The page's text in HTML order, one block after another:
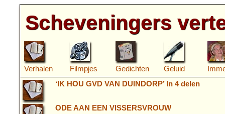
Scheveningers
Verhalen Filmpjes Gedichten Geluid
‘IK HOU GVD VAN DUINDORP’ In 4 delen
ODE AAN EEN VISSERSVROUW